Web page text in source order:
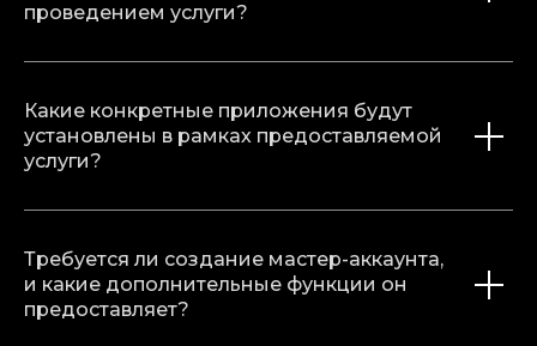
проведением услуги?
Какие конкретные приложения будут
установлены в рамках предоставляемой
услуги?
Требуется ли создание мастер-аккаунта,
и какие дополнительные функции он
предоставляет?